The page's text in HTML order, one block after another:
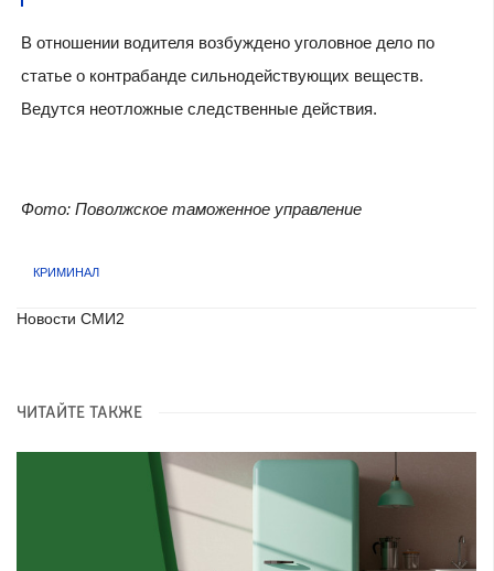
В отношении водителя возбуждено уголовное дело по
статье о контрабанде сильнодействующих веществ.
Ведутся неотложные следственные действия.
Фото: Поволжское таможенное управление
КРИМИНАЛ
Новости СМИ2
ЧИТАЙТЕ ТАКЖЕ